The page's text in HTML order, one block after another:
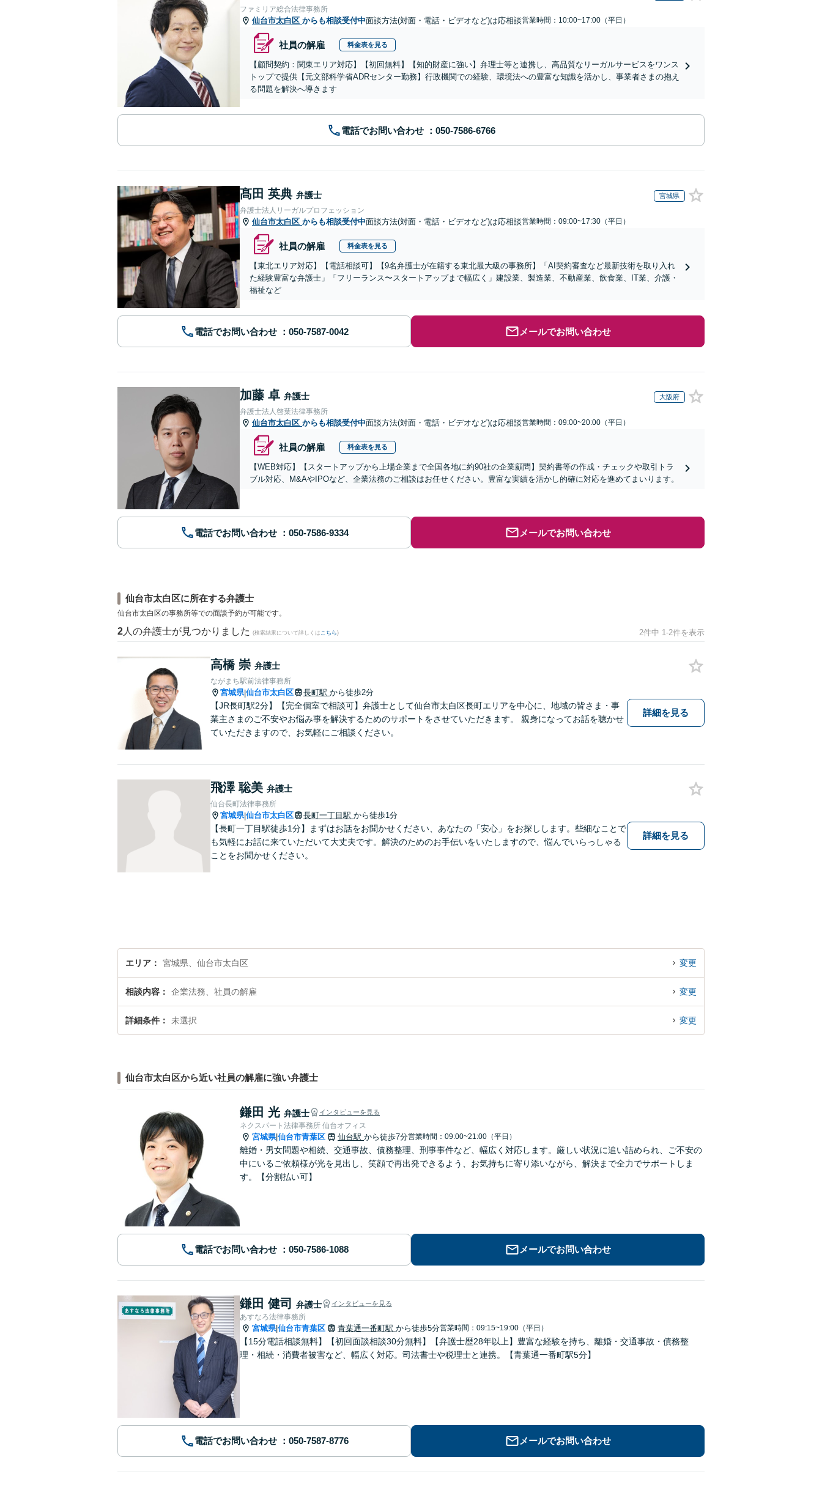
ファミリア総合法律事務所
仙台市太白区 からも相談受付中面談方法(対面・電話・ビデオなど)は応相談営業時間：10:00~17:00（平日）
社員の解雇 料金表を見る
【顧問契約：関東エリア対応】【初回無料】【知的財産に強い】弁理士等と連携し、高品質なリーガルサービスをワンス
トップで提供【元文部科学省ADRセンター勤務】行政機関での経験、環境法への豊富な知識を活かし、事業者さまの抱え
る問題を解決へ導きます
電話でお問い合わせ
髙田 英典 弁護士 宮城県
弁護士法人リーガルプロフェッション
仙台市太白区 からも相談受付中面談方法(対面・電話・ビデオなど)は応相談営業時間：09:00~17:30（平日）
社員の解雇 料金表を見る
【東北エリア対応】【電話相談可】【9名弁護士が在籍する東北最大級の事務所】「AI契約審査など最新技術を取り入れ
た経験豊富な弁護士」「フリーランス〜スタートアップまで幅広く」建設業、製造業、不動産業、飲食業、IT業、介護・
福祉など
電話でお問い合わせ メールでお問い合わせ
加藤 卓 弁護士 大阪府
弁護士法人啓葉法律事務所
仙台市太白区 からも相談受付中面談方法(対面・電話・ビデオなど)は応相談営業時間：09:00~20:00（平日）
社員の解雇 料金表を見る
【WEB対応】【スタートアップから上場企業まで全国各地に約90社の企業顧問】契約書等の作成・チェックや取引トラ
ブル対応、M&AやIPOなど、企業法務のご相談はお任せください。豊富な実績を活かし的確に対応を進めてまいります。
電話でお問い合わせ メールでお問い合わせ
仙台市太白区に所在する弁護士
仙台市太白区の事務所等での面談予約が可能です。
2 人の弁護士が見つかりました (検索結果について詳しくは こちら) 2件中 1-2件を表示
高橋 崇 弁護士
ながまち駅前法律事務所
宮城県|仙台市太白区 長町駅 から徒歩2分
【JR長町駅2分】【完全個室で相談可】弁護士として仙台市太白区長町エリアを中心に、地域の皆さま・事
業主さまのご不安やお悩み事を解決するためのサポートをさせていただきます。 親身になってお話を聴かせ
ていただきますので、お気軽にご相談ください。
詳細を見る
飛澤 聡美 弁護士
仙台長町法律事務所
宮城県|仙台市太白区 長町一丁目駅 から徒歩1分
【長町一丁目駅徒歩1分】まずはお話をお聞かせください、あなたの「安心」をお探しします。些細なことで
も気軽にお話に来ていただいて大丈夫です。解決のためのお手伝いをいたしますので、悩んでいらっしゃる
ことをお聞かせください。
詳細を見る
エリア 宮城県、仙台市太白区 変更
相談内容 企業法務、社員の解雇 変更
詳細条件 未選択 変更
仙台市太白区から近い社員の解雇に強い弁護士
鎌田 光 弁護士 インタビューを見る
ネクスパート法律事務所 仙台オフィス
宮城県|仙台市青葉区 仙台駅 から徒歩7分営業時間：09:00~21:00（平日）
離婚・男女問題や相続、交通事故、債務整理、刑事事件など、幅広く対応します。厳しい状況に追い詰められ、ご不安の
中にいるご依頼様が光を見出し、笑顔で再出発できるよう、お気持ちに寄り添いながら、解決まで全力でサポートしま
す。【分割払い可】
電話でお問い合わせ メールでお問い合わせ
鎌田 健司 弁護士 インタビューを見る
あすなろ法律事務所
宮城県|仙台市青葉区 青葉通一番町駅 から徒歩5分営業時間：09:15~19:00（平日）
【15分電話相談無料】【初回面談相談30分無料】【弁護士歴28年以上】豊富な経験を持ち、離婚・交通事故・債務整
理・相続・消費者被害など、幅広く対応。司法書士や税理士と連携。【青葉通一番町駅5分】
電話でお問い合わせ メールでお問い合わせ